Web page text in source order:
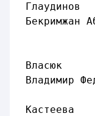
Глаудинов
Бекримжан
член
Власюк
Владимир
член
Кастеева